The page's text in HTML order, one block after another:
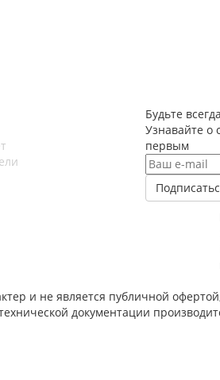
Будьте
Узнавайте о
первым
и не является публичной
документации